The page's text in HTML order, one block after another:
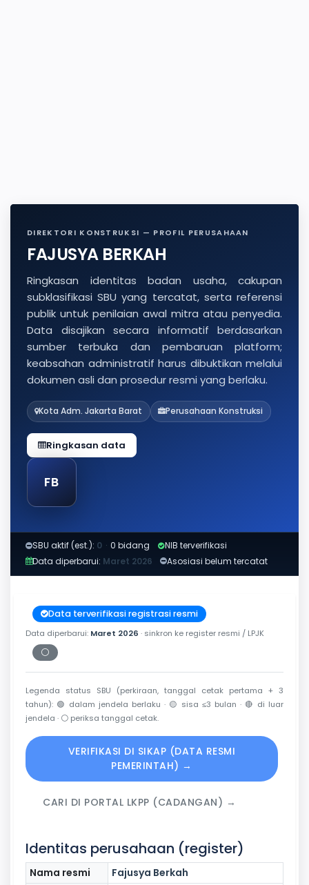
DIREKTORI KONSTRUKSI — PROFIL PERUSAHAAN
FAJUSYA BERKAH
Ringkasan identitas badan usaha, cakupan
subklasifikasi SBU yang tercatat, serta referensi
publik untuk penilaian awal mitra atau penyedia.
Data disajikan secara informatif berdasarkan
sumber terbuka dan pembaruan platform;
keabsahan administratif harus dibuktikan melalui
dokumen asli dan prosedur resmi yang berlaku.
Kota Adm. Jakarta Barat Perusahaan Konstruksi
Ringkasan data
FB
SBU aktif (est.): 0 · 0 bidang
NIB terverifikasi
Data diperbarui: Maret 2026 Asosiasi belum tercatat
Data terverifikasi registrasi resmi
Data diperbarui: Maret 2026 · sinkron ke register resmi / LPJK
⚪
Periksa tanggal cetak
Legenda status SBU (perkiraan, tanggal cetak pertama + 3
tahun): 🟢 dalam jendela berlaku · 🟡 sisa ≤3 bulan · 🔴 di luar
jendela · ⚪ periksa tanggal cetak.
VERIFIKASI DI SIKAP (DATA RESMI
PEMERINTAH) →
CARI DI PORTAL LKPP (CADANGAN) →
Identitas perusahaan (register)
Nama resmi
Fajusya Berkah